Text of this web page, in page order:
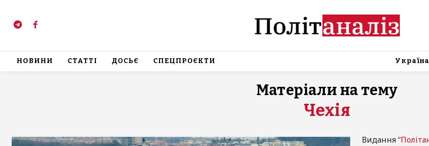
НОВИНИ СТАТТІ ДОСЬЄ СПЕЦПРОЄКТИ Україна
Матеріали на тему
Чехія
Видання